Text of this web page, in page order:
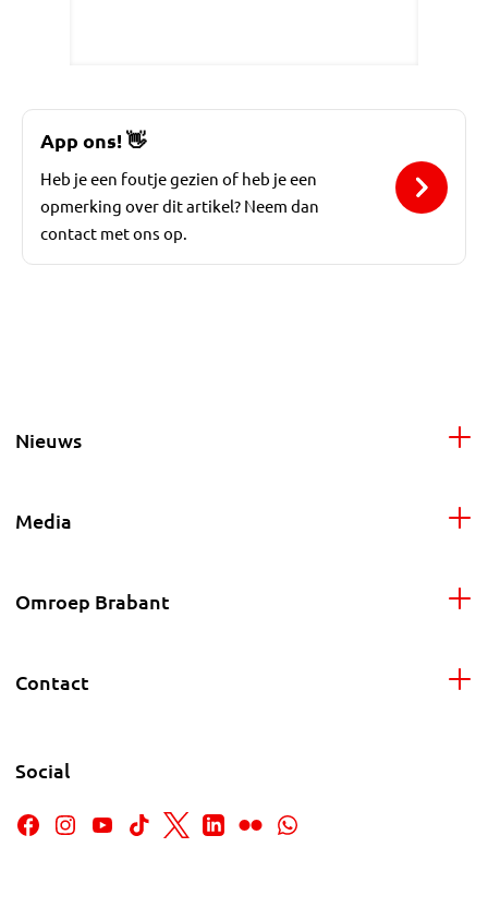
App ons!👋
Heb je een foutje gezien of heb je een
opmerking over dit artikel? Neem dan
contact met ons op.
Nieuws
Media
Omroep Brabant
Contact
Social